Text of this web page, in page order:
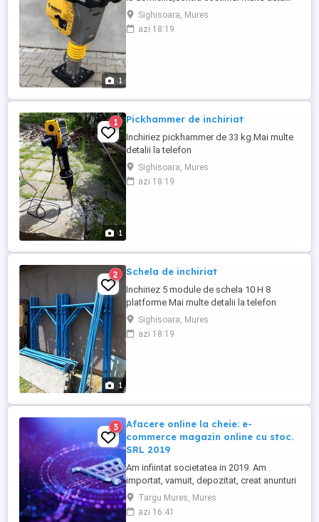
1
la telefon
Sighisoara, Mures
azi 18:19
1
1 Pickhammer de inchiriat
Inchiriez pickhammer de 33 kg.Mai multe
detalii la telefon
Sighisoara, Mures
azi 18:19
1
2 Schela de inchiriat
Inchiriez 5 module de schela 10 H 8
platforme Mai multe detalii la telefon
Sighisoara, Mures
azi 18:19
3
Afacere online la cheie: e-
commerce magazin online cu stoc.
SRL 2019
Am infiintat societatea in 2019. Am
importat, vamuit, depozitat, creat anunturi
si publicat peste 400 de
produse(incluzand variatiile de culori
marimi). Excluzand variatiile de culori
Targu Mures, Mures
azi 16:41